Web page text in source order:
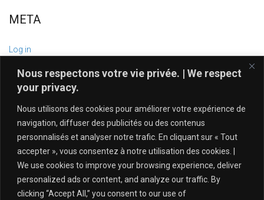
Nous respectons votre vie privée. | We respect
your privacy.
Nous utilisons des cookies pour améliorer votre expérience de
navigation, diffuser des publicités ou des contenus
personnalisés et analyser notre trafic. En cliquant sur « Tout
accepter », vous consentez à notre utilisation des cookies. |
We use cookies to improve your browsing experience, deliver
personalized ads or content, and analyze our traffic. By
clicking “Accept All,” you consent to our use of
META
Log in
Comments feed
WordPress.org